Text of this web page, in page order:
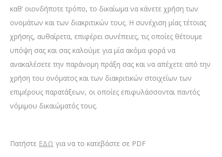
καθ’ οιονδήποτε τρόπο, το δικαίωμα να κάνετε χρήση των
ονομάτων και των διακριτικών τους. Η συνέχιση μίας τέτοιας
χρήσης, αυθαίρετα, επιφέρει συνέπειες, τις οποίες θέτουμε
υπόψη σας και σας καλούμε για μία ακόμα φορά να
ανακαλέσετε την παράνομη πράξη σας και να απέχετε από την
χρήση του ονόματος και των διακριτικών στοιχείων των
επιμέρους παρατάξεων, οι οποίες επιφυλάσσονται παντός
νόμιμου δικαιώματός τους.
Πατήστε ΕΔΩ για να το κατεβάστε σε PDF